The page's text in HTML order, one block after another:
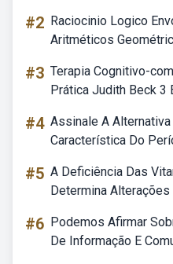
#2 Raciocinio Logico
Aritméticos
#3 Terapia Cognitivo-
Prática Judith Beck 3
#4 Assinale A
Característica Do
#5 A Deficiência Das
Determina Alterações
#6 Podemos Afirmar
De Informação E